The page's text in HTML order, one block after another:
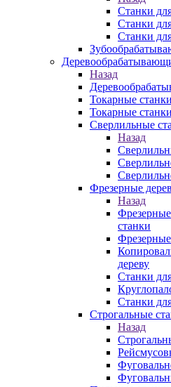
Станки
Станки
Станки
Назад
Токарные
Токарные
Сверлильные
Назад
Фрезерные
Назад
станки
дереву
Станки
Станки
Строгальные
Назад